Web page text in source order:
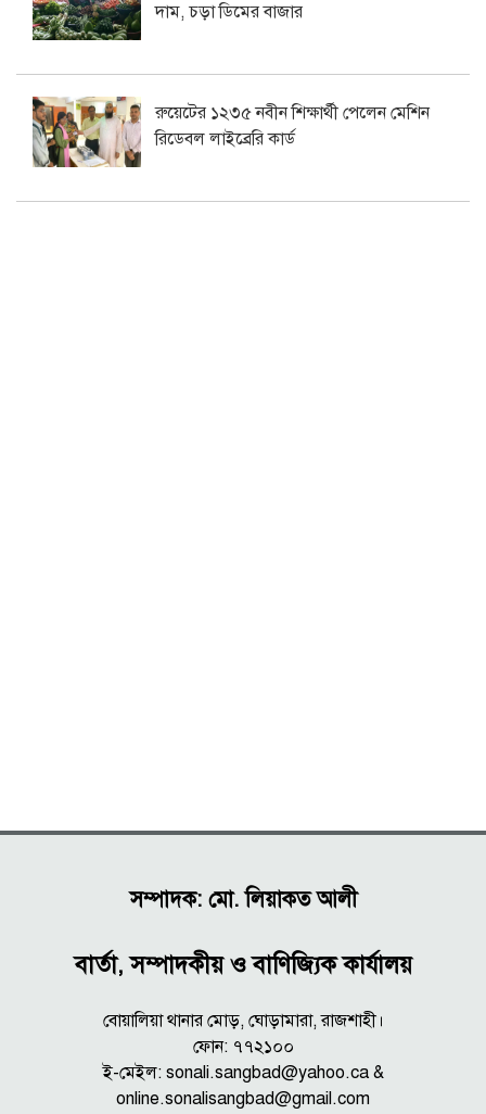
দাম, চড়া ডিমের বাজার
রুয়েটের ১২৩৫ নবীন শিক্ষার্থী পেলেন মেশিন
রিডেবল লাইব্রেরি কার্ড
সম্পাদক: মো. লিয়াকত আলী
বার্তা, সম্পাদকীয় ও বাণিজ্যিক কার্যালয়
বোয়ালিয়া থানার মোড়, ঘোড়ামারা, রাজশাহী।
ফোন: ৭৭২১০০
ই-মেইল: sonali.sangbad@yahoo.ca &
online.sonalisangbad@gmail.com